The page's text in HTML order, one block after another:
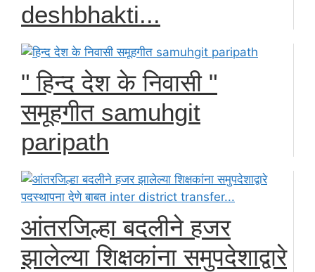
deshbhakti...
" हिन्द देश के निवासी "
समूहगीत samuhgit
paripath
आंतरजिल्हा बदलीने हजर
झालेल्या शिक्षकांना समुपदेशाद्वारे